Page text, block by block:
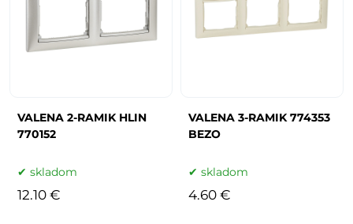
VALENA 2-RAMIK HLIN
770152
skladom
12.10 €
VALENA 3-RAMIK 774353
BEZO
skladom
4.60 €